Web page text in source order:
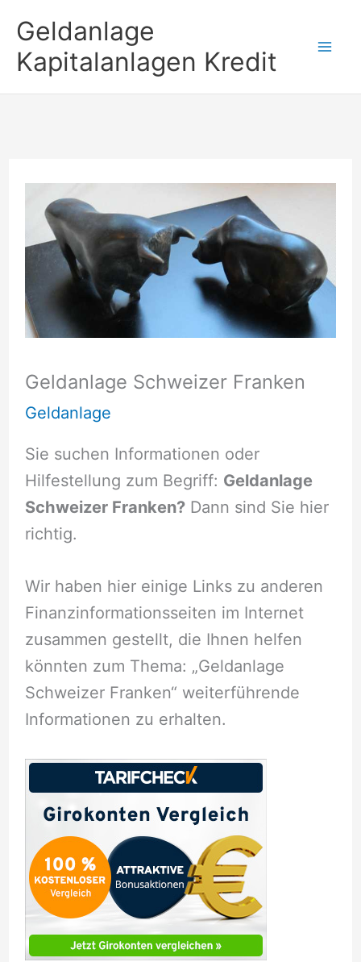
Inhalt
springen
Geldanlage
Kapitalanlagen Kredit
Geldanlage Schweizer Franken
Geldanlage
Sie suchen Informationen oder
Hilfestellung zum Begriff: Geldanlage
Schweizer Franken?Dann sind Sie hier
richtig.
Wir haben hier einige Links zu anderen
Finanzinformationsseiten im Internet
zusammen gestellt, die Ihnen helfen
könnten zum Thema: „Geldanlage
Schweizer Franken“ weiterführende
Informationen zu erhalten.